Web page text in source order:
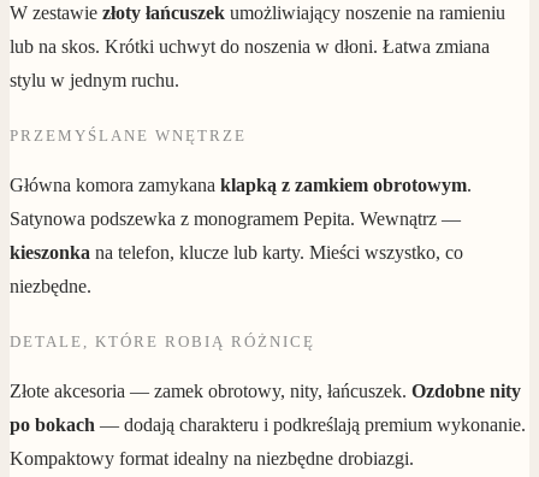
W zestawie złoty łańcuszek umożliwiający noszenie na ramieniu
lub na skos. Krótki uchwyt do noszenia w dłoni. Łatwa zmiana
stylu w jednym ruchu.
PRZEMYŚLANE WNĘTRZE
Główna komora zamykana klapką z zamkiem obrotowym.
Satynowa podszewka z monogramem Pepita. Wewnątrz —
kieszonka na telefon, klucze lub karty. Mieści wszystko, co
niezbędne.
DETALE, KTÓRE ROBIĄ RÓŻNICĘ
Złote akcesoria — zamek obrotowy, nity, łańcuszek. Ozdobne nity
po bokach — dodają charakteru i podkreślają premium wykonanie.
Kompaktowy format idealny na niezbędne drobiazgi.